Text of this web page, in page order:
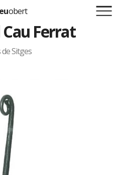
iniciativa
obert
Ferrat
Sitges